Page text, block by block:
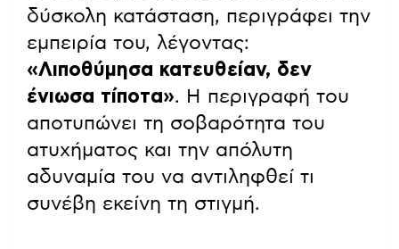
δύσκολη κατάσταση, περιγράφει την
εμπειρία του, λέγοντας:
«Λιποθύμησα κατευθείαν, δεν
ένιωσα τίποτα». Η περιγραφή του
αποτυπώνει τη σοβαρότητα του
ατυχήματος και την απόλυτη
αδυναμία του να αντιληφθεί τι
συνέβη εκείνη τη στιγμή.